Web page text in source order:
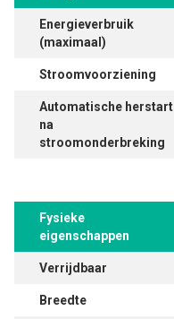
Energieverbruik
(maximaal)
Stroomvoorziening
Automatische herstart
na
stroomonderbreking
Fysieke
eigenschappen
Verrijdbaar
Breedte